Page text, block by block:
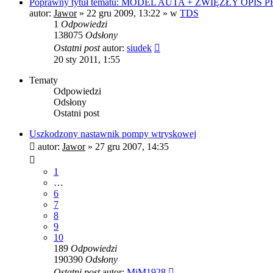
Poprawny tytuł tematu: MODEL AUTA + ZWIĘZŁY OPIS
autor: Jawor» 22 gru 2009, 13:22 » w TDS
1 Odpowiedzi
138075 Odsłony
Ostatni postautor: siudek
20 sty 2011, 1:55
Tematy
Odpowiedzi
Odsłony
Ostatni post
Uszkodzony nastawnik pompy wtryskowej
autor: Jawor» 27 gru 2007, 14:35
1
…
6
7
8
9
10
189 Odpowiedzi
190390 Odsłony